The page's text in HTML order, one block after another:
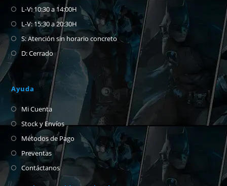
L-V: 10:30 a 14:00H
L-V: 15:30 a 20:30H
S: Atención sin horario concreto
D: Cerrado
Ayuda
Mi Cuenta
Stock y Envíos
Métodos de Pago
Preventas
Contáctanos